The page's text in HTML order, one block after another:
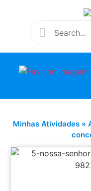
Minhas Atividades »